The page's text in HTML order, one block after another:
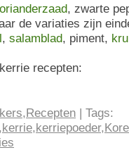
, zwarte
de variaties zijn
, salamblad, piment,
recepten:
,Recepten | Tags:
,kerrie,kerriepoeder,